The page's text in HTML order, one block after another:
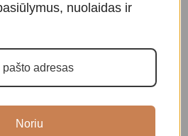
Tibeto dainuojantis
dubenėlis
nuolaidas ir
Noriu